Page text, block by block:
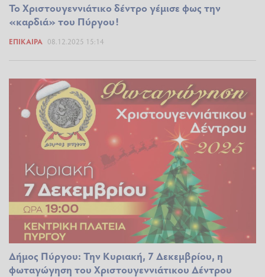
Το Χριστουγεννιάτικο δέντρο γέμισε φως την
«καρδιά» του Πύργου!
ΕΠΊΚΑΙΡΑ 08.12.2025 15:14
Δήμος Πύργου: Την Κυριακή, 7 Δεκεμβρίου, η
φωταγώγηση του Χριστουγεννιάτικου Δέντρου